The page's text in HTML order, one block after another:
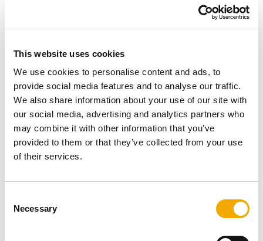
This website uses cookies
We use cookies to personalise content and ads, to
provide social media features and to analyse our traffic.
We also share information about your use of our site with
our social media, advertising and analytics partners who
may combine it with other information that you’ve
provided to them or that they’ve collected from your use
of their services.
Necessary
Trajnost in varstvo podnebja sta za vse nas izjemno
pomembni temi. Kot proizvajalci in potrošniki smo
odgovorni za zavestno izbiro in uporabo energetskih